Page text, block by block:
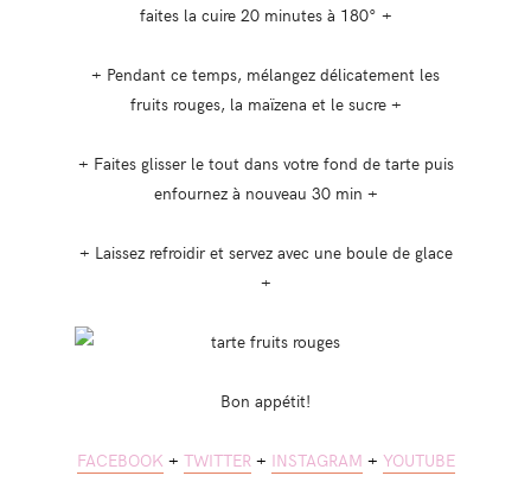
faites la cuire 20 minutes à 180° +
+ Pendant ce temps, mélangez délicatement les
fruits rouges, la maïzena et le sucre +
+ Faites glisser le tout dans votre fond de tarte puis
enfournez à nouveau 30 min +
+ Laissez refroidir et servez avec une boule de glace
+
Bon appétit!
FACEBOOK + TWITTER + INSTAGRAM + YOUTUBE